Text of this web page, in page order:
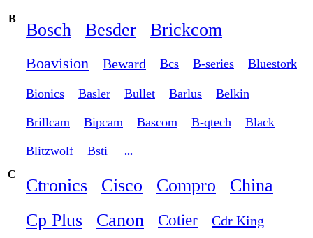
B
Bosch Besder Brickcom
Boavision Beward Bcs B-series Bluestork
Bionics Basler Bullet Barlus Belkin
Brillcam Bipcam Bascom B-qtech Black
Blitzwolf Bsti
...
C
Ctronics Cisco Compro
China
Cp Plus
Canon Cotier Cdr King